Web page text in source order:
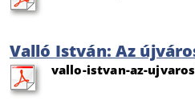
Valló István: Az
vallo-istvan-az-